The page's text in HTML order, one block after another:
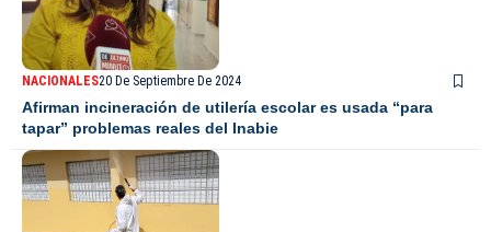
NACIONALES20 De Septiembre De 2024
Afirman incineración de utilería escolar es usada “para
tapar” problemas reales del Inabie